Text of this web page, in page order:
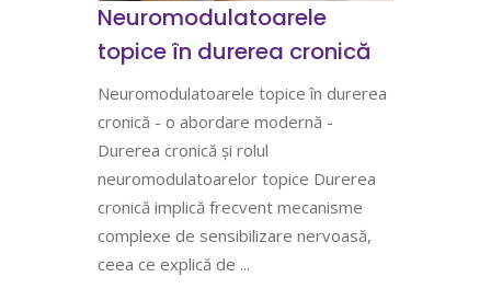
Neuromodulatoarele
topice în durerea cronică
Neuromodulatoarele topice în durerea
cronică - o abordare modernă -
Durerea cronică și rolul
neuromodulatoarelor topice Durerea
cronică implică frecvent mecanisme
complexe de sensibilizare nervoasă,
ceea ce explică de